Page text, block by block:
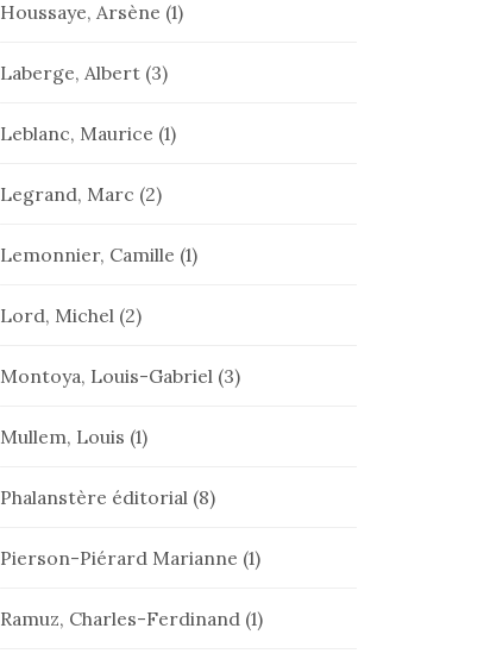
Houssaye, Arsène (1)
Laberge, Albert (3)
Leblanc, Maurice (1)
Legrand, Marc (2)
Lemonnier, Camille (1)
Lord, Michel (2)
Montoya, Louis-Gabriel (3)
Mullem, Louis (1)
Phalanstère éditorial (8)
Pierson-Piérard Marianne (1)
Ramuz, Charles-Ferdinand (1)